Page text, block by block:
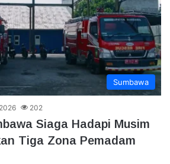
Sumbawa
202
Siaga Hadapi Musim
Tiga Zona Pemadam